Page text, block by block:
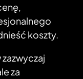
koszty.
za